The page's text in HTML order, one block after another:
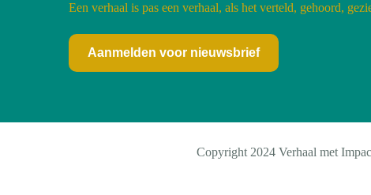
Een verhaal is pas een verhaal, als het verteld, gehoord,
Aanmelden voor nieuwsbrief
Copyright 2024 Verhaal met